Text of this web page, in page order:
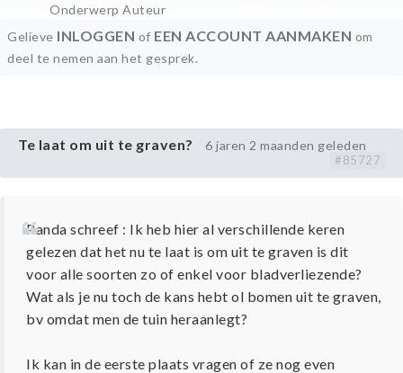
Onderwerp Auteur
Gelieve INLOGGEN of EEN ACCOUNT AANMAKEN om
deel te nemen aan het gesprek.
Te laat om uit te graven? 6 jaren 2 maanden geleden
#85727
Panda schreef : Ik heb hier al verschillende keren
gelezen dat het nu te laat is om uit te graven is dit
voor alle soorten zo of enkel voor bladverliezende?
Wat als je nu toch de kans hebt ol bomen uit te graven,
bv omdat men de tuin heraanlegt?
Ik kan in de eerste plaats vragen of ze nog even